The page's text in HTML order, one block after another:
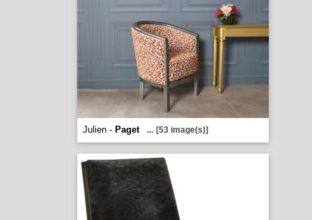
Julien - Paget ... [53 image(s)]